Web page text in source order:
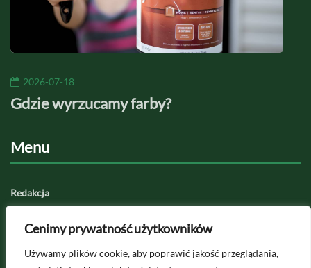
Cenimy prywatność użytkowników
Używamy plików cookie, aby poprawić jakość przeglądania,
2026-07-18
Gdzie wyrzucamy farby?
Menu
Redakcja
Kategorie